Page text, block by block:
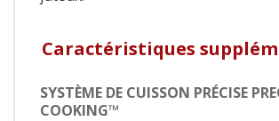
Caractéristiques
SYSTÈME DE CUISSON PRÉCISE
COOKING™